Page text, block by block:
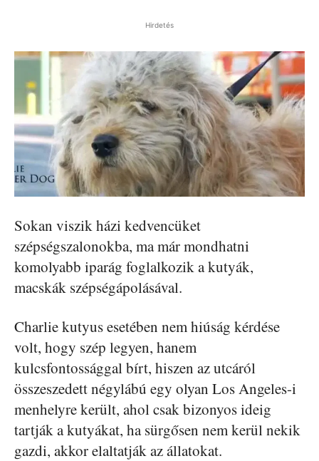
Hirdetés
Sokan viszik házi kedvencüket
szépségszalonokba, ma már mondhatni
komolyabb iparág foglalkozik a kutyák,
macskák szépségápolásával.
Charlie kutyus esetében nem hiúság kérdése
volt, hogy szép legyen, hanem
kulcsfontossággal bírt, hiszen az utcáról
összeszedett négylábú egy olyan Los Angeles-i
menhelyre került, ahol csak bizonyos ideig
tartják a kutyákat, ha sürgősen nem kerül nekik
gazdi, akkor elaltatják az állatokat.